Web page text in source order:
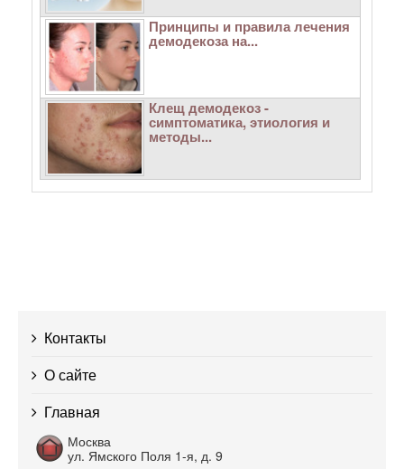
Принципы и правила лечения
демодекоза на...
Клещ демодекоз -
симптоматика, этиология и
методы...
Контакты
О сайте
Главная
Москва
ул. Ямского Поля 1-я, д. 9